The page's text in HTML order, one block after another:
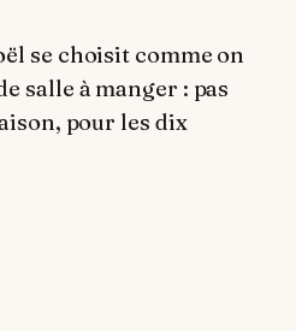
se choisit comme on
salle à manger : pas
pour les dix